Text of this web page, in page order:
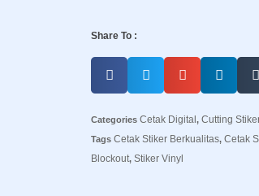
Share To :
Categories Cetak Digital, Cutting
Tags Cetak Stiker Berkualitas, Cetak
Blockout, Stiker Vinyl